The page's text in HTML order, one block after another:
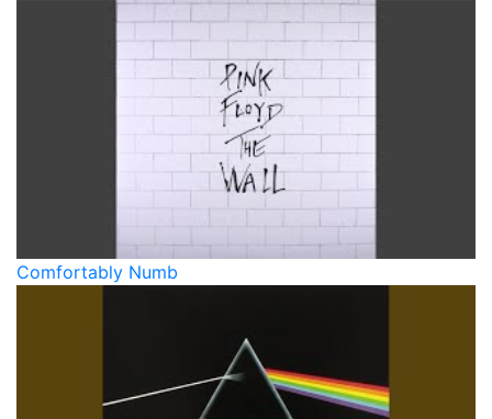
Comfortably Numb